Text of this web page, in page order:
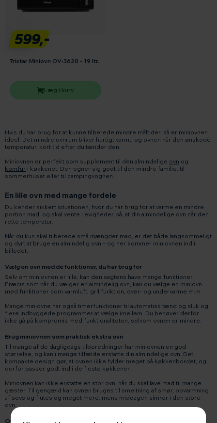
599,-
Tristar Miniovn OV-3620 - 19 ltr.
Læg i kurv
Hvis du har brug for at kunne tilberede mindre måltider, så er miniovnen
ideel. Det mindre ovnrum bliver hurtigt varmt, og ovnen når den ønskede
temperatur, kort tid efter du tænder den.
Miniovnen er perfekt som supplement til den almindelige ovn og
komfur i køkkenet. Den egner sig godt til den mindre familie, til
sommerhuset eller til campingvognen.
En lille ovn med mange fordele
Du kender sikkert situationen, hvor du har brug for at varme en mindre
portion mad, og skal vente i evigheder på, at din almindelige ovn når den
rette temperatur.
Når du kun skal tilberede små mængder mad, er det både langsommeligt
og dyrt at bruge en almindelig ovn – og her kommer miniovnen ind i
billedet.
Vælg en ovn med de funktioner, du har brug for
Selv om miniovnen er lille, kan den sagtens have mange funktioner.
Præcis som når du vælger en almindelig ovn, kan du vælge en miniovn
med funktioner som varmluft, grillfunktion, over- og undervarme m.m.
Mange miniovne har også timerfunktioner til automatisk tænd og sluk og
flere indbyggede programmer at vælge imellem. Du behøver derfor
ikke gå på kompromis med funktionaliteten, selvom ovnen er mindre.
Brug miniovnen som praktisk ekstra ovn
Til mange af de dagligdags tilberedninger har miniovnen en god
størrelse, og kan i mange tilfælde erstatte din almindelige ovn. Det
kompakte design gør, at ovnen ikke fylder meget på køkkenbordet, og
derfor passer godt ind i de fleste køkkener.
Miniovnen kan ikke erstatte en stor ovn, når du skal lave mad til mange
gæster. Til gengæld kan ovnen bruges til smeltning af smør, opvarmning
af sovs og flutes og meget mere, mens middagen simrer i den store
ovn.
Ovn med kogeplader